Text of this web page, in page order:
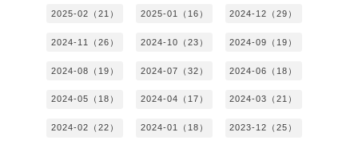
2025-02（21） 2025-01（16） 2024-12（29）
2024-11（26） 2024-10（23） 2024-09（19）
2024-08（19） 2024-07（32） 2024-06（18）
2024-05（18） 2024-04（17） 2024-03（21）
2024-02（22） 2024-01（18） 2023-12（25）